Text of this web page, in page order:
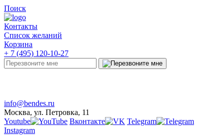
Поиск
Контакты
Список желаний
Корзина
+ 7 (495) 120-10-27
info@bendes.ru
Москва, ул. Петровка, 11
Youtube
Вконтакте
Telegram
Instagram